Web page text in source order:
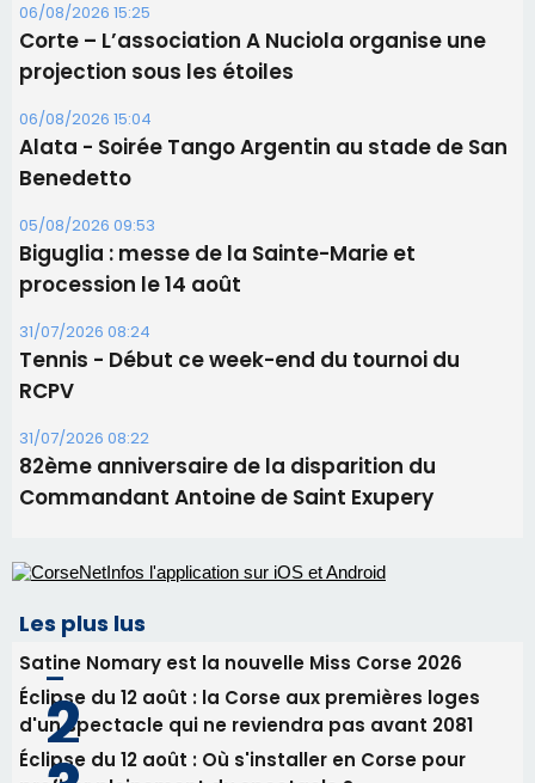
06/08/2026 15:25
Corte – L’association A Nuciola organise une
projection sous les étoiles
06/08/2026 15:04
Alata - Soirée Tango Argentin au stade de San
Benedetto
05/08/2026 09:53
Biguglia : messe de la Sainte-Marie et
procession le 14 août
31/07/2026 08:24
Tennis - Début ce week-end du tournoi du
RCPV
31/07/2026 08:22
82ème anniversaire de la disparition du
Commandant Antoine de Saint Exupery
Les plus lus
Satine Nomary est la nouvelle Miss Corse 2026
Éclipse du 12 août : la Corse aux premières loges
d'un spectacle qui ne reviendra pas avant 2081
Éclipse du 12 août : Où s'installer en Corse pour